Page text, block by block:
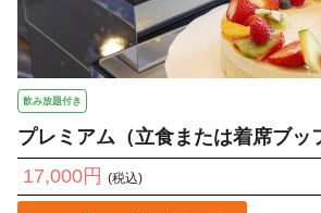
飲み放題付き
プレミアム（立食または着席ブッ
17,000円 (税込)